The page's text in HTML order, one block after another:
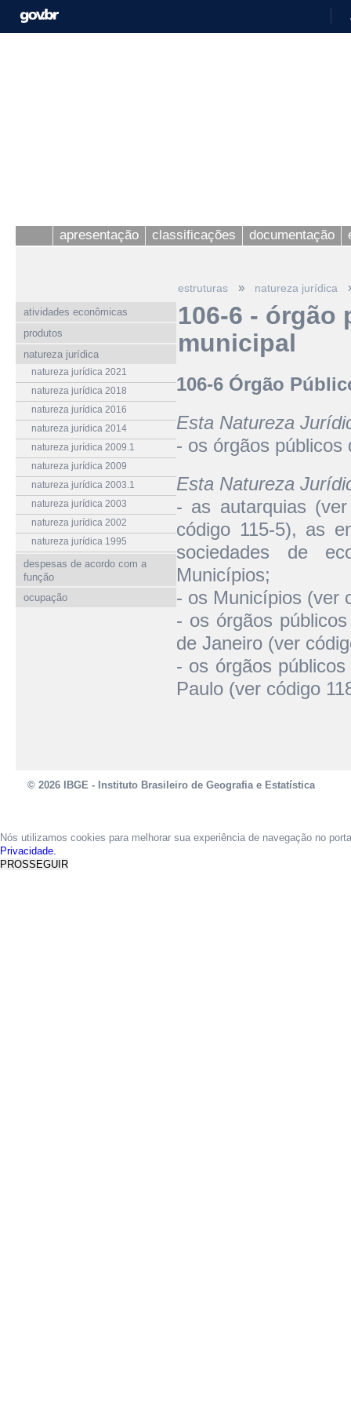
apresentação classificações documentação
atividades econômicas
produtos
natureza jurídica
natureza jurídica 2021
natureza jurídica 2018
natureza jurídica 2016
natureza jurídica 2014
natureza jurídica 2009.1
natureza jurídica 2009
natureza jurídica 2003.1
natureza jurídica 2003
natureza jurídica 2002
natureza jurídica 1995
despesas de acordo com a
função
ocupação
estruturas » natureza jurídica
106-6 -
municipal
106-6 Órgão
Esta Natureza
- os órgãos
Esta Natureza
- as autarquias
código 115-5), as
sociedades de
Municípios;
- os Municípios (ver
- os órgãos
de Janeiro (ver
- os órgãos
Paulo (ver código
© 2026 IBGE - Instituto Brasileiro de Geografia e Estatística
Nós utilizamos cookies para melhorar sua experiência de navegação no
Privacidade.
PROSSEGUIR